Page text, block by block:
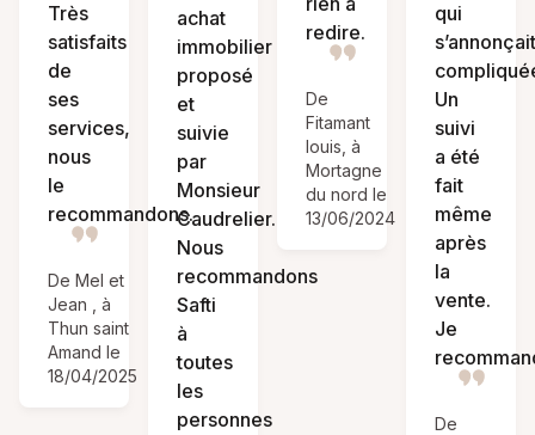
Très
satisfaits
de
ses
services,
nous
le
recommandons.
De Mel et
Jean , à
Thun saint
Amand le
18/04/2025
achat
immobilier
proposé
et
suivie
par
Monsieur
Caudrelier.
Nous
recommandons
Safti
à
toutes
les
personnes
redire.
De
Fitamant
louis, à
Mortagne
du nord le
13/06/2024
qui
s’annonçait
Un
suivi
a été
fait
même
après
la
vente.
Je
De